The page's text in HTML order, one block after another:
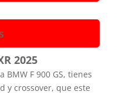
2025
BMW F 900 GS, tienes
y crossover, que este